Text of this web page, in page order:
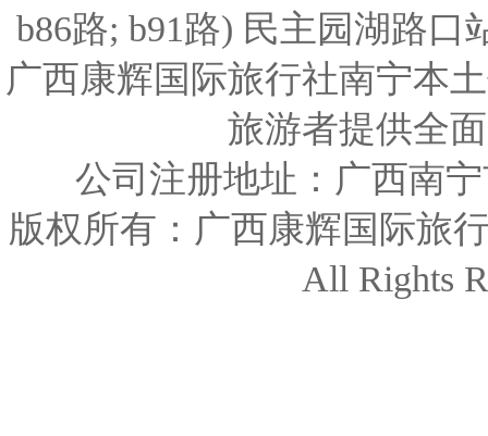
b86路; b91路) 民主园湖路口
广西康辉国际旅行社南宁本
旅游者提供全
公司注册地址：广西南
版权所有：广西康辉国际旅
All Rights